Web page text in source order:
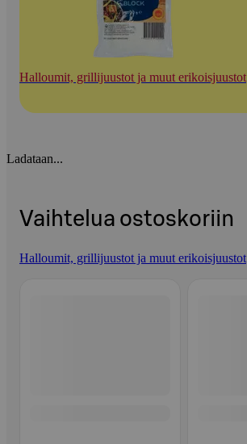
Halloumit, grillijuustot ja muut erikoisjuustot
Ladataan...
Vaihtelua ostoskoriin
Halloumit, grillijuustot ja muut erikoisjuustot